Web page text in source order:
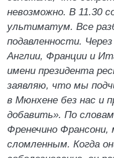
невозможно. В 11.30
ультиматум. Все
подавленности.
Англии, Франции и
имени президента
заявляю, что мы
в Мюнхене без нас и
добавить». По
Френечино
сломленным. Когда